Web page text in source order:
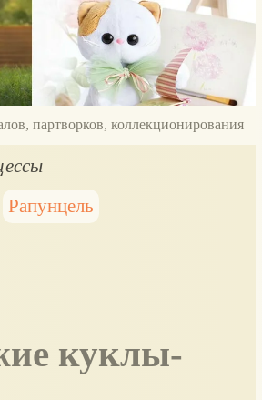
партворков, коллекционирования
Рапунцель